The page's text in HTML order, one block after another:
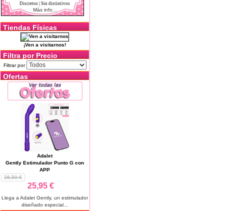
Discretos | Sin distintivos
Más info...
Tiendas Físicas
¡Ven a visitarnos!
Filtra por Precio
Filtrar por
Ofertas
Adalet
Gently Estimulador Punto G con
APP
28,50 €
25,95 €
Llega a Adalet Gently, un estimulador
diseñado especial...